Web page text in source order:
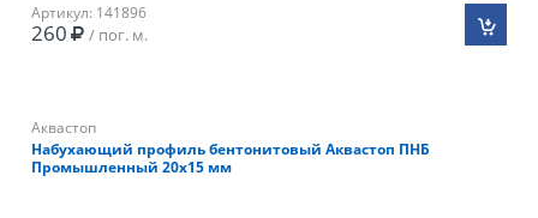
Артикул: 141896
260 / пог. м.
Аквастоп
Набухающий профиль бентонитовый Аквастоп ПНБ
Промышленный 20х15 мм